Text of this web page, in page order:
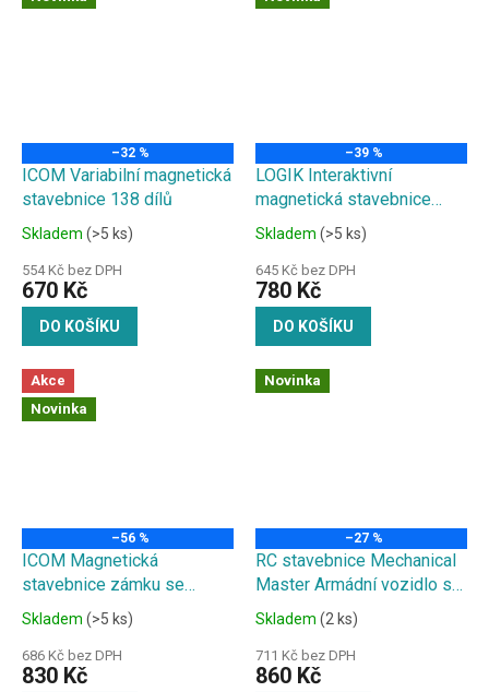
–32 %
ICOM Variabilní magnetická
stavebnice 138 dílů
Skladem (>5 ks)
554 Kč bez DPH
670 Kč
DO KOŠÍKU
–39 %
LOGIK Interaktivní
magnetická stavebnice
77ks
Skladem (>5 ks)
645 Kč bez DPH
780 Kč
DO KOŠÍKU
Akce
Novinka
–56 %
ICOM Magnetická
stavebnice zámku se
světlem, zvuky a hudbou
Skladem (>5 ks)
686 Kč bez DPH
830 Kč
Novinka
–27 %
RC stavebnice Mechanical
Master Armádní vozidlo s
otočným kulometem 2.4G
Skladem (2 ks)
711 Kč bez DPH
860 Kč